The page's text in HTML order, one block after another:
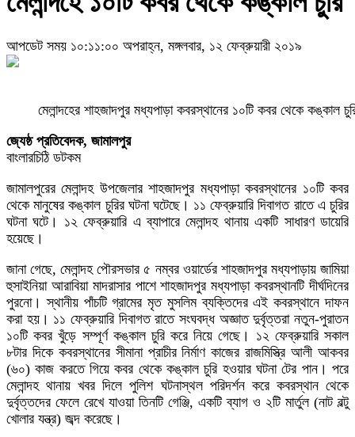
আপডেট সময় ১০:১১:০০ অপরাহ্ন, মঙ্গলবার, ১২ ফেব্রুয়ারী ২০১৯
মেলান্দহের শাহজাদপুর মধ্যপাড়া কবরস্থানের ১০টি কবর থেকে কঙ্কাল
জ্যেষ্ঠ প্রতিবেদক, জামালপুর
বাংলারচিঠি ডটকম
জামালপুরের মেলান্দহ উপজেলার শাহজাদপুর মধ্যপাড়া কবরস্থানের ১০টি কবর
থেকে মানুষের কঙ্কাল চুরির ঘটনা ঘটেছে। ১১ ফেব্রুয়ারি দিবাগত রাতে এ চুরির
ঘটনা ঘটে। ১২ ফেব্রুয়ারি এ ব্যাপারে মেলান্দহ থানায় একটি সাধারণ ডায়েরি
হয়েছে।
জানা গেছে, মেলান্দহ পৌরসভার ৫ নম্বর ওয়ার্ডের শাহজাদপুর মধ্যপাড়ায় জামিয়া
হুসাইনিয়া আরাবিয়া মাদরাসার পাশে শাহজাদপুর মধ্যপাড়া কবরস্থানটি দীর্ঘদিনের
পুরনো। স্থানীয় পাঁচটি গ্রামের মৃত মুসলিম ব্যক্তিদের এই কবরস্থানে দাফন
করা হয়। ১১ ফেব্রুয়ারি দিবাগত রাতে সংঘবদ্ধ অজ্ঞাত দুর্বৃত্তরা নতুন-পুরাতন
১০টি কবর খুঁড়ে সম্পূর্ণ কঙ্কাল চুরি করে নিয়ে গেছে। ১২ ফেব্রুয়ারি সকাল
৮টার দিকে কবরস্থানের সীমানা প্রাচীর নির্মাণ কাজের রাজমিস্ত্রি আলী আকবর
(৬০) কাজ করতে গিয়ে কবর থেকে কঙ্কাল চুরি হওয়ার ঘটনা টের পান। পরে
মেলান্দহ থানায় খবর দিলে পুলিশ ঘটনাস্থল পরিদর্শন করে কবরস্থান থেকে
দুর্বৃত্তদের ফেলে রেখে যাওয়া তিনটি গেঞ্জি, একটি ব্যাগ ও ২টি মার্তুল (নাট বল্টু
খোলার যন্ত্র) জব্দ করেছে।